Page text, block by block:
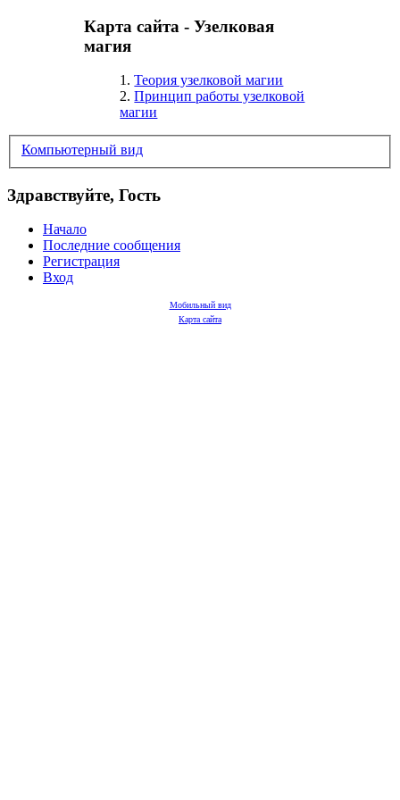
Карта сайта - Узелковая
магия
1.Теория узелковой магии
2.Принцип работы узелковой
магии
Компьютерный вид
Здравствуйте, Гость
Начало
Последние сообщения
Регистрация
Вход
Мобильный вид
Карта сайта